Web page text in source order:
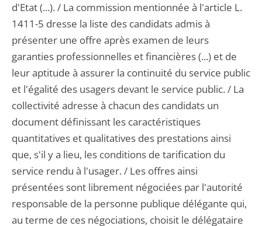
d'Etat (...). / La commission mentionnée à l'article L.
1411-5 dresse la liste des candidats admis à
présenter une offre après examen de leurs
garanties professionnelles et financières (...) et de
leur aptitude à assurer la continuité du service public
et l'égalité des usagers devant le service public. / La
collectivité adresse à chacun des candidats un
document définissant les caractéristiques
quantitatives et qualitatives des prestations ainsi
que, s'il y a lieu, les conditions de tarification du
service rendu à l'usager. / Les offres ainsi
présentées sont librement négociées par l'autorité
responsable de la personne publique délégante qui,
au terme de ces négociations, choisit le délégataire